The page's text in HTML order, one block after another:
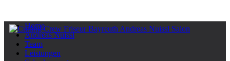
Home
Andreas Nuissl
Team
Leistungen